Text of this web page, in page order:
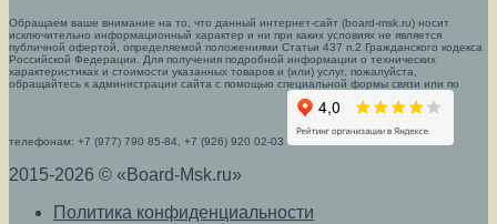
Обращаем ваше внимание на то, что данный интернет-сайт (board-msk.ru) носит
исключительно информационный характер и ни при каких условиях не является
публичной офертой, определяемой положениями Статьи 437 п.2 Гражданского кодекса
Российской Федерации. Для получения подробной информации о технических
характеристиках и стоимости указанных товаров и (или) услуг, пожалуйста,
обращайтесь к администрации сайта с помощью специальной формы связи или по
телефонам: +7 (977) 790 85-84, +7 (926) 920 02-03
2015-2026 © «Board-Msk.ru»
Политика конфиденциальности